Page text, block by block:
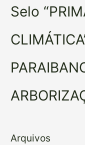
Selo
Arquivos